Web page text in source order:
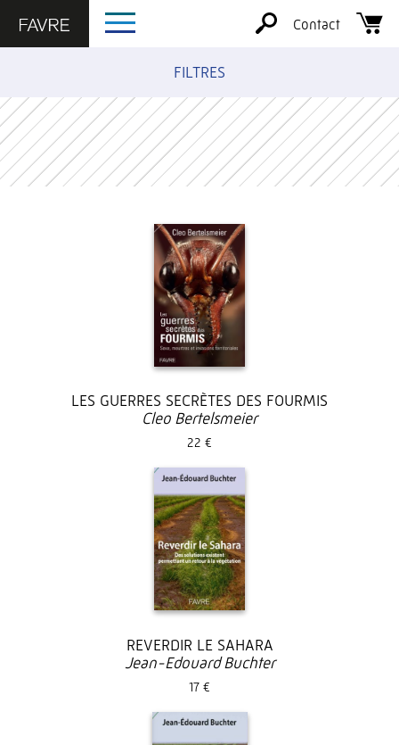
Contact
FILTRES
LES GUERRES SECRÈTES DES FOURMIS
Cleo Bertelsmeier
22 €
REVERDIR LE SAHARA
Jean-Edouard Buchter
17 €